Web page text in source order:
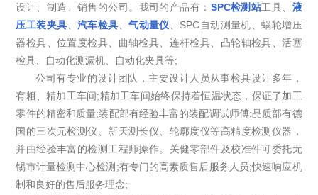
设计、制造、销售的公司。我司的产品有： SPC检测站工具、 液
压工装夹具
汽车检具 、气动量仪 、SPC自动测量机、蜗轮增压
器检具、位置度检具、曲轴检具、连杆检具、凸轮轴检具、活塞
检具、自动化测漏机、自动化夹具等;
公司有专业的设计团队，主要设计人员从事检具设计多年，
有粗、精加工车间;精加工车间始终保持着恒温状态，保证了加工
零件的精密和质量;装配部有经验丰富的装配调试师傅;品质部有德
国的三次元检测仪、新天测长仪、轮廓度仪等高精度检测仪器，
并由经验丰富的检测工程师操作。关健零部件及校准件可委托无
锡市计量检测中心检测;有专门的高素质售后服务人员;快速响应机
制和良好的售后服务理念;